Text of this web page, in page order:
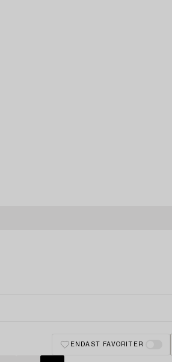
ENDAST FAVORITER